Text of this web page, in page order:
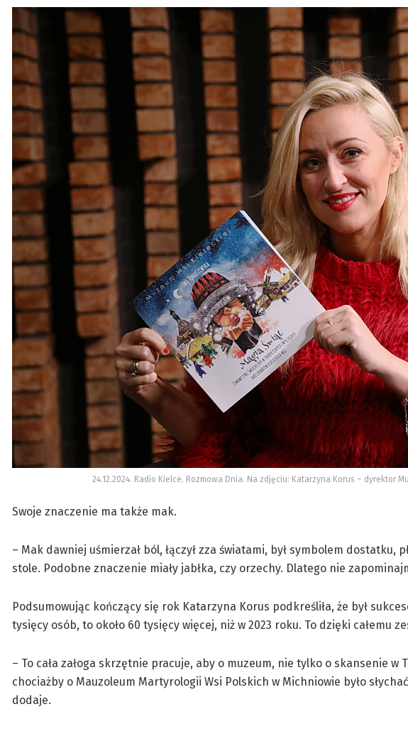
24.12.2024. Radio Kielce. Rozmowa Dnia. Na zdjęciu: Katarzyna Korus – dyrektor
Swoje znaczenie ma także mak.
– Mak dawniej uśmierzał ból, łączył zza światami, był symbolem dostatku,
stole. Podobne znaczenie miały jabłka, czy orzechy. Dlatego nie
Podsumowując kończący się rok Katarzyna Korus podkreśliła, że był
tysięcy osób, to około 60 tysięcy więcej, niż w 2023 roku. To dzięki całemu
– To cała załoga skrzętnie pracuje, aby o muzeum, nie tylko o skansenie
chociażby o Mauzoleum Martyrologii Wsi Polskich w Michniowie było
dodaje.